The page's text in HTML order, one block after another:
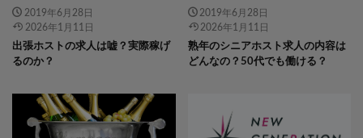
2019年6月28日
2026年1月11日
出張ホストの求人は嘘？実際稼げ
るのか？
2019年6月28日
2026年1月11日
熟年のシニアホスト求人の内容は
どんなの？50代でも働ける？
" data-layzr="" class="attachment-
icatch375 size-icatch375 wp-post-
image" alt="" />
image" alt="" />